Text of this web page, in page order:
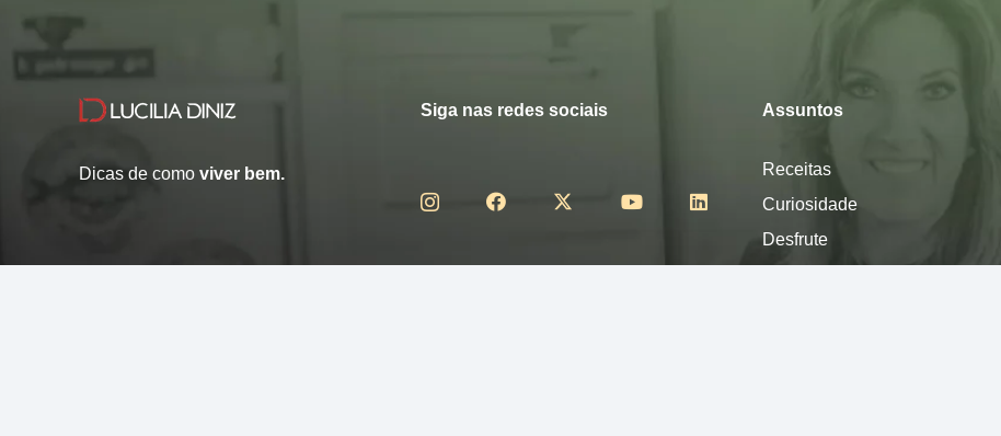
Dicas de como viver bem.
Siga nas redes sociais Assuntos
Receitas
Curiosidade
Desfrute